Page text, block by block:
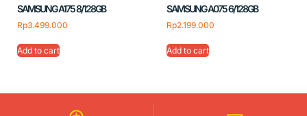
SAMSUNG A175 8/128GB
Rp3.499.000
Add to cart
SAMSUNG A075 6/128GB
Rp2.199.000
Add to cart